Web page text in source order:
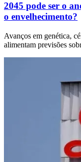
2045 pode ser o
o envelhecimento?
Avanços em genética,
alimentam previsões